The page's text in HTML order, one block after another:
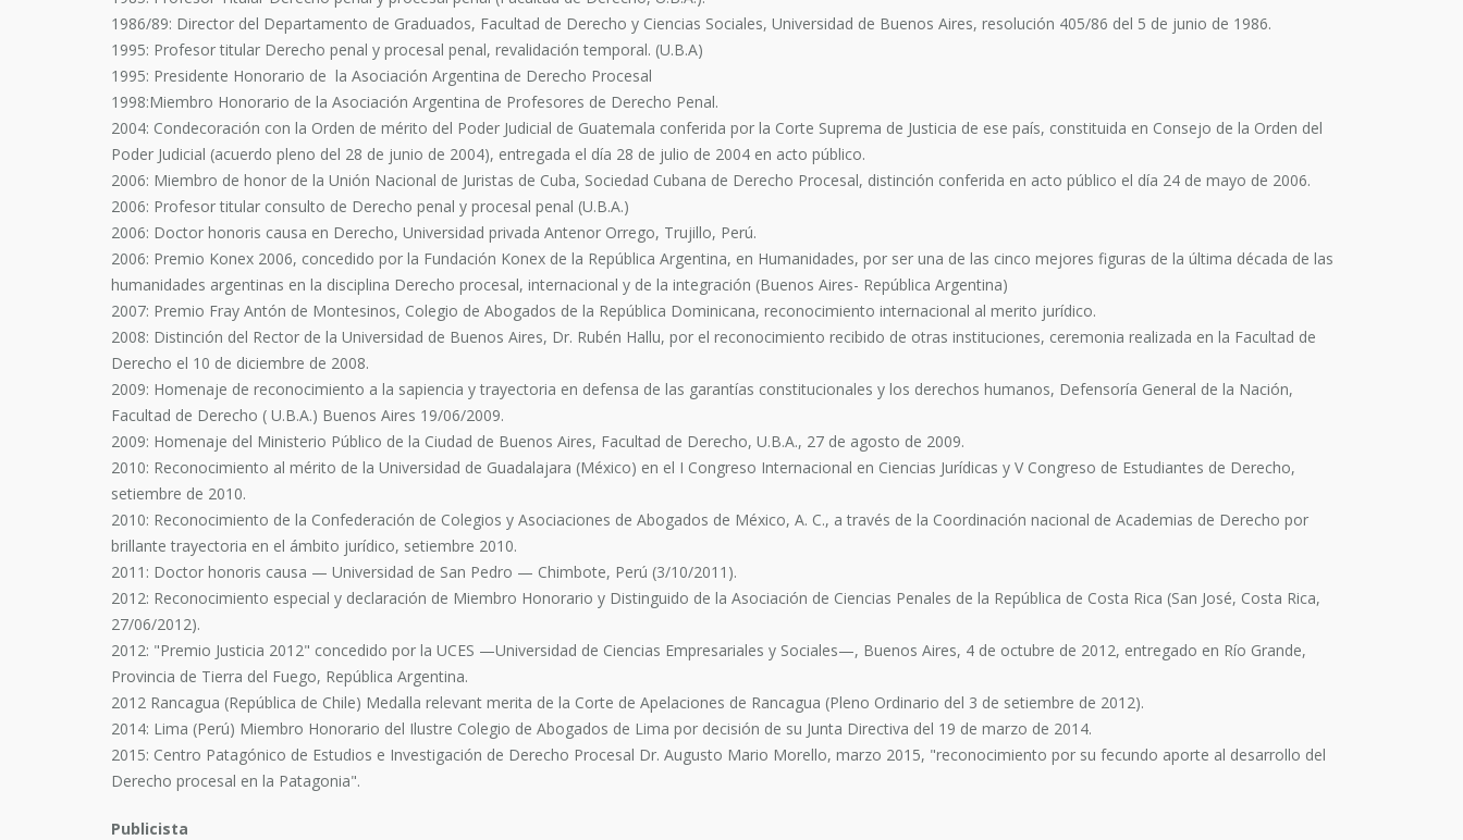
1986/89: Director del Departamento de Graduados, Facultad de Derecho y Ciencias Sociales, Universidad de Buenos Aires, resolución 405/86 del 5 de junio de 1986.
1995: Profesor titular Derecho penal y procesal penal, revalidación temporal. (U.B.A)
1995: Presidente Honorario de la Asociación Argentina de Derecho Procesal
1998:Miembro Honorario de la Asociación Argentina de Profesores de Derecho Penal.
2004: Condecoración con la Orden de mérito del Poder Judicial de Guatemala conferida por la Corte Suprema de Justicia de ese país, constituida en Consejo de la Orden del
Poder Judicial (acuerdo pleno del 28 de junio de 2004), entregada el día 28 de julio de 2004 en acto público.
2006: Miembro de honor de la Unión Nacional de Juristas de Cuba, Sociedad Cubana de Derecho Procesal, distinción conferida en acto público el día 24 de mayo de 2006.
2006: Profesor titular consulto de Derecho penal y procesal penal (U.B.A.)
2006: Doctor honoris causa en Derecho, Universidad privada Antenor Orrego, Trujillo, Perú.
2006: Premio Konex 2006, concedido por la Fundación Konex de la República Argentina, en Humanidades, por ser una de las cinco mejores figuras de la última década de las
humanidades argentinas en la disciplina Derecho procesal, internacional y de la integración (Buenos Aires- República Argentina)
2007: Premio Fray Antón de Montesinos, Colegio de Abogados de la República Dominicana, reconocimiento internacional al merito jurídico.
2008: Distinción del Rector de la Universidad de Buenos Aires, Dr. Rubén Hallu, por el reconocimiento recibido de otras instituciones, ceremonia realizada en la Facultad de
Derecho el 10 de diciembre de 2008.
2009: Homenaje de reconocimiento a la sapiencia y trayectoria en defensa de las garantías constitucionales y los derechos humanos, Defensoría General de la Nación,
Facultad de Derecho ( U.B.A.) Buenos Aires 19/06/2009.
2009: Homenaje del Ministerio Público de la Ciudad de Buenos Aires, Facultad de Derecho, U.B.A., 27 de agosto de 2009.
2010: Reconocimiento al mérito de la Universidad de Guadalajara (México) en el I Congreso Internacional en Ciencias Jurídicas y V Congreso de Estudiantes de Derecho,
setiembre de 2010.
2010: Reconocimiento de la Confederación de Colegios y Asociaciones de Abogados de México, A. C., a través de la Coordinación nacional de Academias de Derecho por
brillante trayectoria en el ámbito jurídico, setiembre 2010.
2011: Doctor honoris causa — Universidad de San Pedro — Chimbote, Perú (3/10/2011).
2012: Reconocimiento especial y declaración de Miembro Honorario y Distinguido de la Asociación de Ciencias Penales de la República de Costa Rica (San José, Costa Rica,
27/06/2012).
2012: "Premio Justicia 2012" concedido por la UCES —Universidad de Ciencias Empresariales y Sociales—, Buenos Aires, 4 de octubre de 2012, entregado en Río Grande,
Provincia de Tierra del Fuego, República Argentina.
2012 Rancagua (República de Chile) Medalla relevant merita de la Corte de Apelaciones de Rancagua (Pleno Ordinario del 3 de setiembre de 2012).
2014: Lima (Perú) Miembro Honorario del Ilustre Colegio de Abogados de Lima por decisión de su Junta Directiva del 19 de marzo de 2014.
2015: Centro Patagónico de Estudios e Investigación de Derecho Procesal Dr. Augusto Mario Morello, marzo 2015, "reconocimiento por su fecundo aporte al desarrollo del
Derecho procesal en la Patagonia".
Publicista